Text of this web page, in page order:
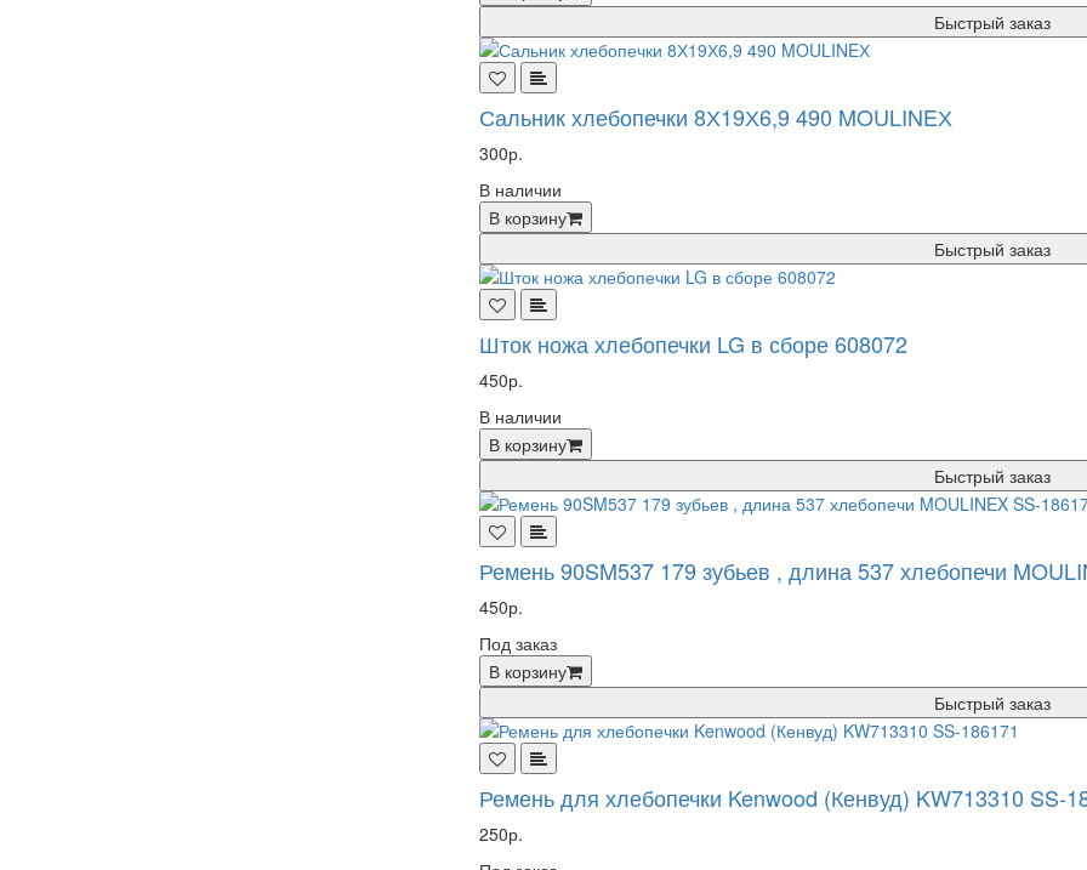
Быстрый заказ
Сальник хлебопечки 8Х19Х6,9 490 MOULINEХ
300р.
В наличии
В корзину
Быстрый заказ
Шток ножа хлебопечки LG в сборе 608072
450р.
В наличии
В корзину
Быстрый заказ
Ремень 90SM537 179 зубьев , длина 537 хлебопечи
450р.
Под заказ
В корзину
Быстрый заказ
Ремень для хлебопечки Kenwood (Кенвуд) KW713310 SS-
250р.